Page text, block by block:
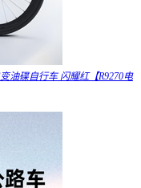
油碟自行车 闪耀红【R9270电